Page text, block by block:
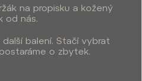
na propisku a kožený
od nás.
balení. Stačí vybrat
o zbytek.